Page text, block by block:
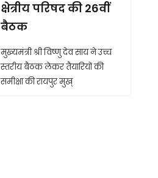
क्षेत्रीय परिषद की 26वीं
बैठक
मुख्यमंत्री श्री विष्णु देव साय ने उच्च
स्तरीय बैठक लेकर तैयारियों की
समीक्षा की रायपुर मुख्